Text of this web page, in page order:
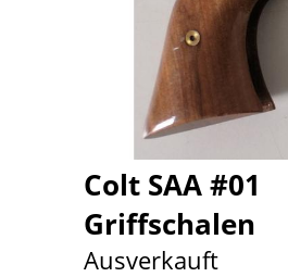
Colt SAA #01
Griffschalen
Ausverkauft